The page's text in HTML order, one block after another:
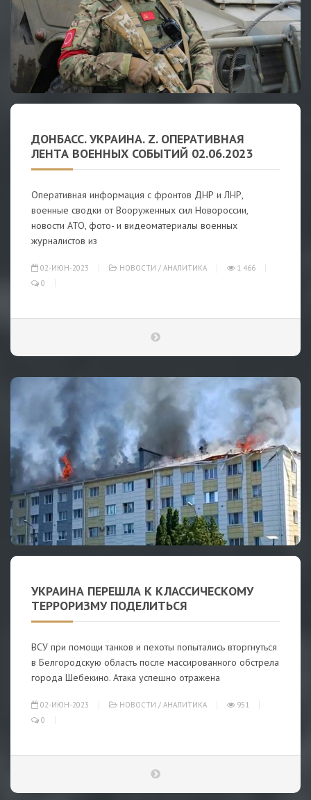
ДОНБАСС. УКРАИНА. Z. ОПЕРАТИВНАЯ
ЛЕНТА ВОЕННЫХ СОБЫТИЙ 02.06.2023
Оперативная информация с фронтов ДНР и ЛНР,
военные сводки от Вооруженных сил Новороссии,
новости АТО, фото- и видеоматериалы военных
журналистов из
02-ИЮН-2023 НОВОСТИ / АНАЛИТИКА
1 466
0
УКРАИНА ПЕРЕШЛА К КЛАССИЧЕСКОМУ
ТЕРРОРИЗМУ ПОДЕЛИТЬСЯ
ВСУ при помощи танков и пехоты попытались вторгнуться
в Белгородскую область после массированного обстрела
города Шебекино. Атака успешно отражена
02-ИЮН-2023 НОВОСТИ / АНАЛИТИКА
951
0